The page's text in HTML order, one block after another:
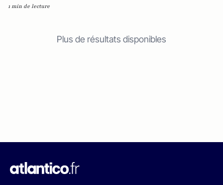
1 min de lecture
Plus de résultats disponibles